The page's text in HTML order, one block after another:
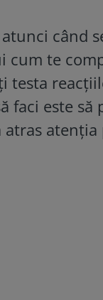
când
cum te
testa
faci este